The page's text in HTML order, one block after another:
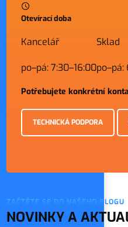
Otevírací doba
Kancelář
po–pá: 7:30–16:00
Sklad
po–pá:
Potřebujete konkrétní
TECHNICKÁ PODPORA
ZAČTĚTE SE DO NAŠEHO BLOGU
NOVINKY A